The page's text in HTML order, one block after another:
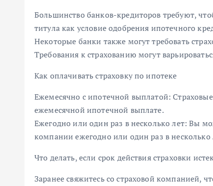
Большинство банков-кредиторов требуют,
титула как условие одобрения ипотечного
Некоторые банки также могут требовать
Требования к страхованию могут
Как оплачивать страховку по ипотеке
Ежемесячно с ипотечной выплатой:
ежемесячной ипотечной выплате.
Ежегодно или один раз в несколько лет: Вы
компании ежегодно или один раз в несколько
Что делать, если срок действия страховки
Заранее свяжитесь со страховой компанией,